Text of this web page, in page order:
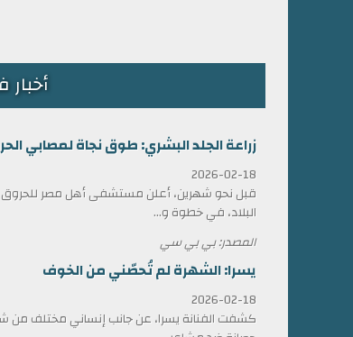
أخبار
زراعة الجلد البشري: طوق نجاة لمصابي
2026-02-18
قبل نحو شهرين، أعلن مستشفى أهل مصر للحروق
البلاد، في خطوة و...
المصدر: بي بي سي
يسرا: الشهرة لم تُحصّني من الخوف
2026-02-18
كشفت الفنانة يسرا، عن جانب إنساني مختلف من